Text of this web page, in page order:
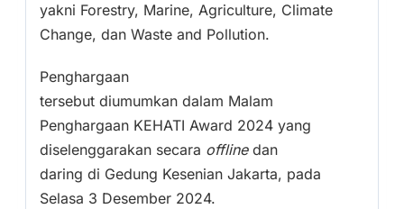
yakni Forestry, Marine, Agriculture, Climate
Change, dan Waste and Pollution.
Penghargaan
tersebut diumumkan dalam Malam
Penghargaan KEHATI Award 2024 yang
diselenggarakan secara offline dan
daring di Gedung Kesenian Jakarta, pada
Selasa 3 Desember 2024.